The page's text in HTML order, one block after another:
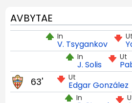
AVBYTAE
Ut
In
V. Tsygankov
Ut
In
J. Solis
Ut
Edgar González
63'
In